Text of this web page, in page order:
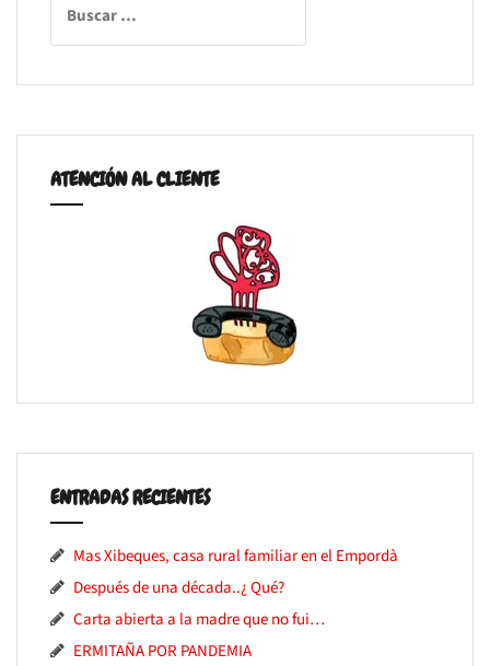
ATENCIÓN AL CLIENTE
ENTRADAS RECIENTES
Mas Xibeques, casa rural familiar en el Empordà
Después de una década..¿ Qué?
Carta abierta a la madre que no fui…
ERMITAÑA POR PANDEMIA